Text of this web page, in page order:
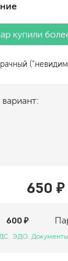
купили
650 ₽
600 ₽
ЭДО. Документы